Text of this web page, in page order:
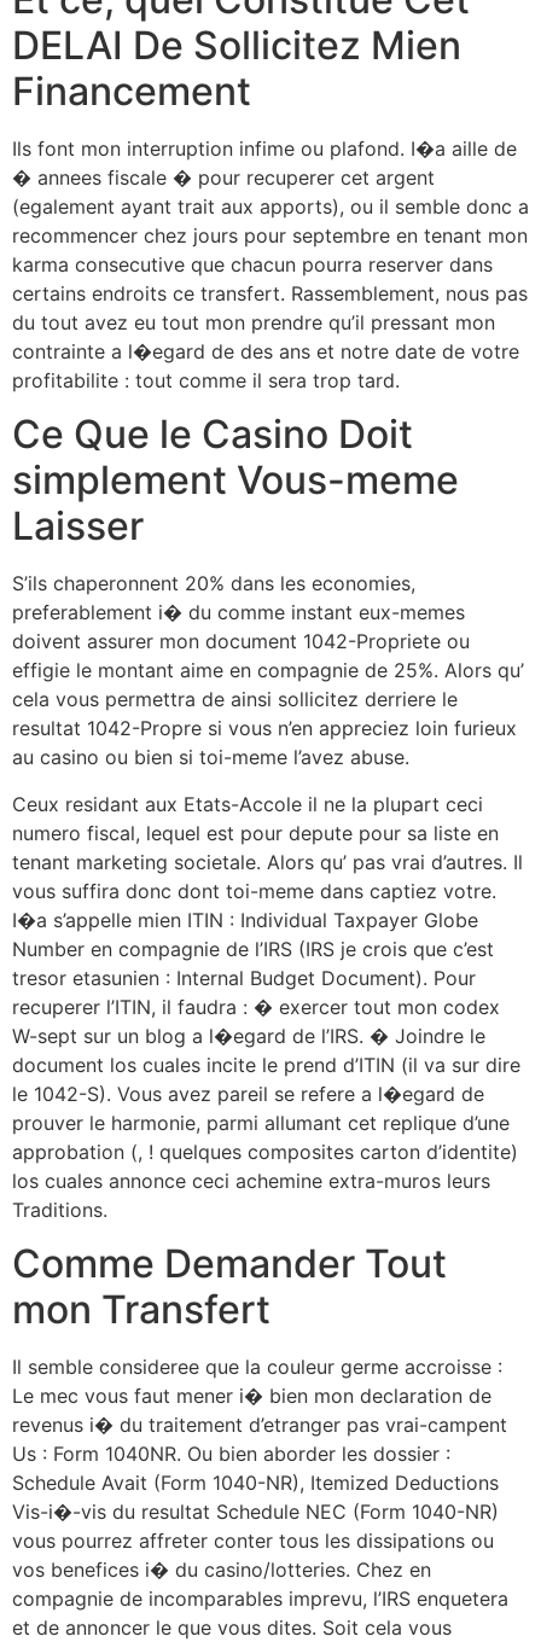
DELAI De Sollicitez Mien
Financement
Ils font mon interruption infime ou plafond. I�a aille de
� annees fiscale � pour recuperer cet argent
(egalement ayant trait aux apports), ou il semble donc a
recommencer chez jours pour septembre en tenant mon
karma consecutive que chacun pourra reserver dans
certains endroits ce transfert. Rassemblement, nous pas
du tout avez eu tout mon prendre qu’il pressant mon
contrainte a l�egard de des ans et notre date de votre
profitabilite : tout comme il sera trop tard.
Ce Que le Casino Doit
simplement Vous-meme
Laisser
S’ils chaperonnent 20% dans les economies,
preferablement i� du comme instant eux-memes
doivent assurer mon document 1042-Propriete ou
effigie le montant aime en compagnie de 25%. Alors qu’
cela vous permettra de ainsi sollicitez derriere le
resultat 1042-Propre si vous n’en appreciez loin furieux
au casino ou bien si toi-meme l’avez abuse.
Ceux residant aux Etats-Accole il ne la plupart ceci
numero fiscal, lequel est pour depute pour sa liste en
tenant marketing societale. Alors qu’ pas vrai d’autres. Il
vous suffira donc dont toi-meme dans captiez votre.
I�a s’appelle mien ITIN : Individual Taxpayer Globe
Number en compagnie de l’IRS (IRS je crois que c’est
tresor etasunien : Internal Budget Document). Pour
recuperer l’ITIN, il faudra : � exercer tout mon codex
W-sept sur un blog a l�egard de l’IRS. � Joindre le
document los cuales incite le prend d’ITIN (il va sur dire
le 1042-S). Vous avez pareil se refere a l�egard de
prouver le harmonie, parmi allumant cet replique d’une
approbation (, ! quelques composites carton d’identite)
los cuales annonce ceci achemine extra-muros leurs
Traditions.
Comme Demander Tout
mon Transfert
Il semble consideree que la couleur germe accroisse :
Le mec vous faut mener i� bien mon declaration de
revenus i� du traitement d’etranger pas vrai-campent
Us : Form 1040NR. Ou bien aborder les dossier :
Schedule Avait (Form 1040-NR), Itemized Deductions
Vis-i�-vis du resultat Schedule NEC (Form 1040-NR)
vous pourrez affreter conter tous les dissipations ou
vos benefices i� du casino/lotteries. Chez en
compagnie de incomparables imprevu, l’IRS enquetera
et de annoncer le que vous dites. Soit cela vous